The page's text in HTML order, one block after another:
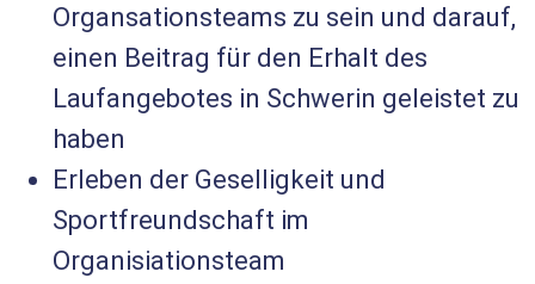
Organsationsteams zu sein und darauf,
einen Beitrag für den Erhalt des
Laufangebotes in Schwerin geleistet zu
haben
Erleben der Geselligkeit und
Sportfreundschaft im
Organisiationsteam